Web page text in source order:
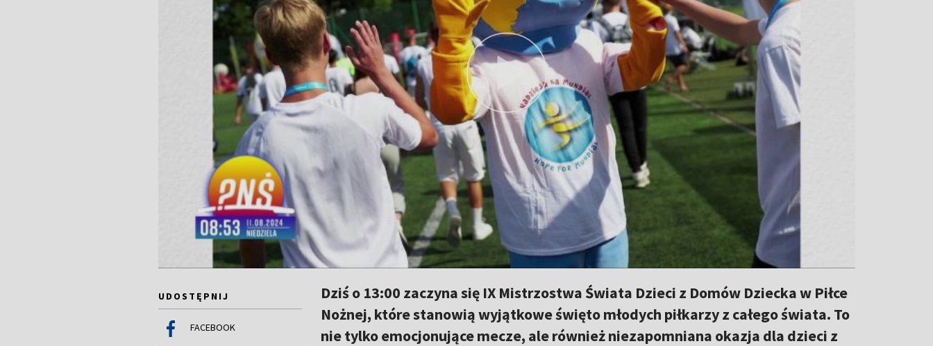
UDOSTĘPNIJ
FACEBOOK
Dziś o 13:00 zaczyna się IX Mistrzostwa Świata Dzieci z Domów Dziecka w Piłce
Nożnej, które stanowią wyjątkowe święto młodych piłkarzy z całego świata. To
nie tylko emocjonujące mecze, ale również niezapomniana okazja dla dzieci z